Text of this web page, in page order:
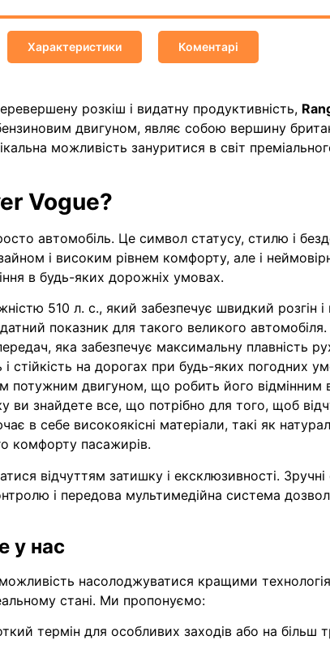
Характеристики Коментарі
розкіш і видатну продуктивність,
двигуном, являє собою вершину
можливість зануритися в світ
Vogue?
автомобіль. Це символ статусу, стилю і
і високим рівнем комфорту, але і
в будь-яких дорожніх умовах.
510 л. с., який забезпечує швидкий розгін і
показник для такого великого автомобіля.
яка забезпечує максимальну плавність
стійкість на дорогах при будь-яких погодних
потужним двигуном, що робить його відмінним
ви знайдете все, що потрібно для того, щоб
в себе високоякісні матеріали, такі як
комфорту пасажирів.
відчуттям затишку і ексклюзивності. Зручні
і передова мультимедійна система
у нас
насолоджуватися кращими
стані. Ми пропонуємо:
термін для особливих заходів або на більш